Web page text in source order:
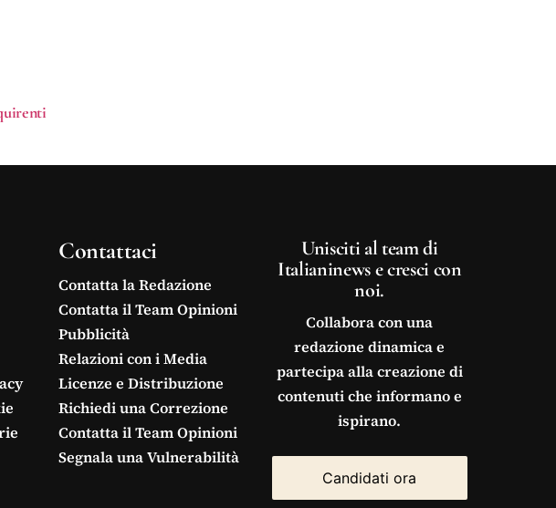
Contattaci
Contatta la Redazione
Contatta il Team Opinioni
Pubblicità
Relazioni con i Media
Licenze e Distribuzione
Richiedi una Correzione
Contatta il Team Opinioni
Segnala una Vulnerabilità
Unisciti al team di
Italianinews e cresci con
noi.
Collabora con una
redazione dinamica e
partecipa alla creazione di
contenuti che informano e
ispirano.
Candidati ora